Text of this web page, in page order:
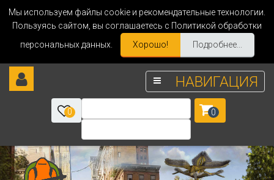
Мы используем файлы cookie и рекомендательные технологии.
Пользуясь сайтом, вы соглашаетесь с Политикой обработки
персональных данных.
Хорошо! Подробнее...
НАВИГАЦИЯ
0 0